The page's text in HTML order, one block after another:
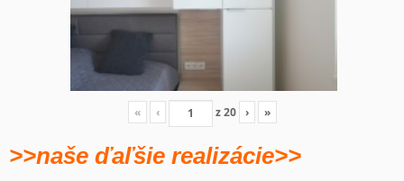
« ‹ z20 › »
>>naše ďaľšie realizácie>>